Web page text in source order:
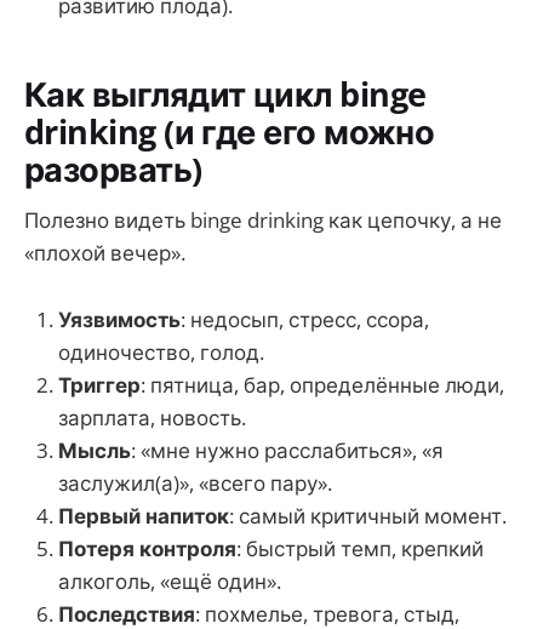
развитию плода).
Как выглядит цикл binge
drinking (и где его можно
разорвать)
Полезно видеть binge drinking как цепочку, а не
«плохой вечер».
Уязвимость: недосып, стресс, ссора,
одиночество, голод.
Триггер: пятница, бар, определённые люди,
зарплата, новость.
Мысль: «мне нужно расслабиться», «я
заслужил(а)», «всего пару».
Первый напиток: самый критичный момент.
Потеря контроля: быстрый темп, крепкий
алкоголь, «ещё один».
Последствия: похмелье, тревога, стыд,